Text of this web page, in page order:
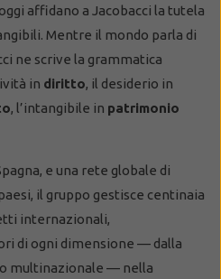
affidano a Jacobacci la tutela
Mentre il mondo parla di
ne scrive la grammatica
in diritto, il desiderio in
, l’intangibile in patrimonio
e una rete globale di
il gruppo gestisce centinaia
internazionali,
di ogni dimensione — dalla
multinazionale — nella